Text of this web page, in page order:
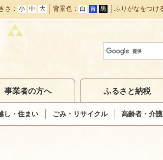
さ 小 中 大 背景色 白 青 黒 ふりがなをつけ
し・住まい ごみ・リサイクル 高齢者・介護
事業者の方へ ふるさと納税